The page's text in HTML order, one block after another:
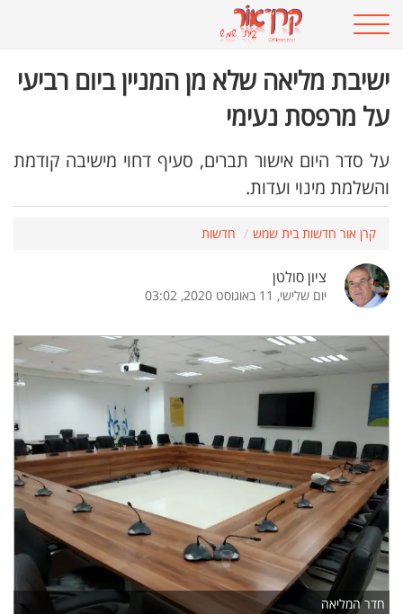
ישיבת מליאה שלא מן המניין ביום רביעי
על מרפסת נעימי
על סדר היום אישור תברים, סעיף דחוי מישיבה קודמת
והשלמת מינוי ועדות.
קרן אור חדשות בית שמש חדשות
ציון סולטן
יום שלישי, 11 באוגוסט 2020, 03:02
חדר המליאה